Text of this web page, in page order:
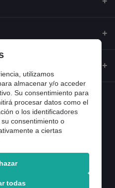
productos dentales, S.L..
utilizamos
almacenar y/o acceder
Su consentimiento para
procesar datos como el
o los identificadores
consentimiento o
a ciertas
todas